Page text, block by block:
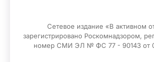
Сетевое издание «В активном
зарегистрировано Роскомнадзором,
номер СМИ ЭЛ № ФС 77 - 90143 от